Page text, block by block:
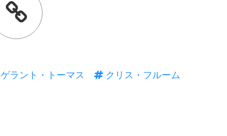
ゲラント・トーマス
クリス・フルーム